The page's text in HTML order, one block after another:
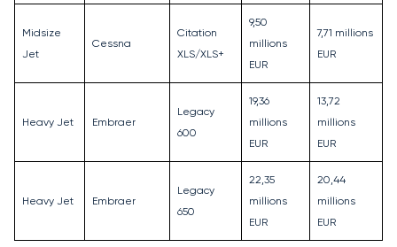
Midsize
Jet
Cessna
Citation
XLS/XLS+
9,50
millions
EUR
7,71 millions
EUR
Heavy Jet Embraer
Legacy
600
19,36
millions
EUR
13,72
millions
EUR
Heavy Jet Embraer
Legacy
650
22,35
millions
EUR
20,44
millions
EUR